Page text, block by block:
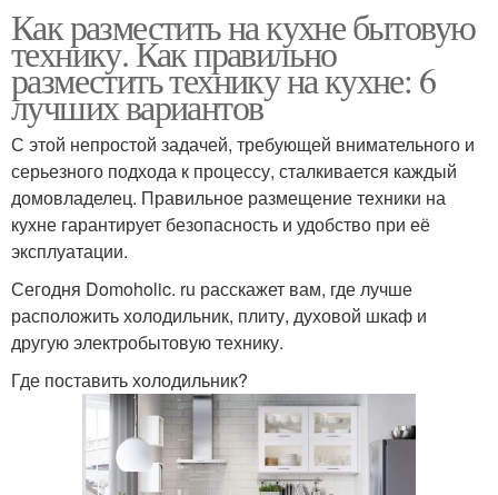
Как разместить на кухне бытовую
технику. Как правильно
разместить технику на кухне: 6
лучших вариантов
С этой непростой задачей, требующей внимательного и
серьезного подхода к процессу, сталкивается каждый
домовладелец. Правильное размещение техники на
кухне гарантирует безопасность и удобство при её
эксплуатации.
Сегодня Domoholic. ru расскажет вам, где лучше
расположить холодильник, плиту, духовой шкаф и
другую электробытовую технику.
Где поставить холодильник?